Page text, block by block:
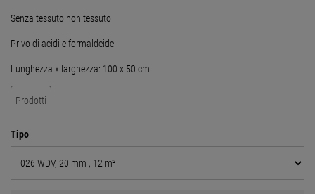
Senza tessuto non tessuto
Privo di acidi e formaldeide
Lunghezza x larghezza: 100 x 50 cm
Prodotti
Tipo